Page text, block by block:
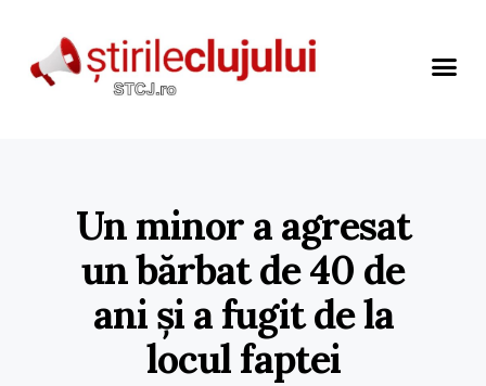
Un minor a agresat
un bărbat de 40 de
ani și a fugit de la
locul faptei